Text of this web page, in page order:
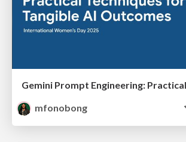
mfonobong